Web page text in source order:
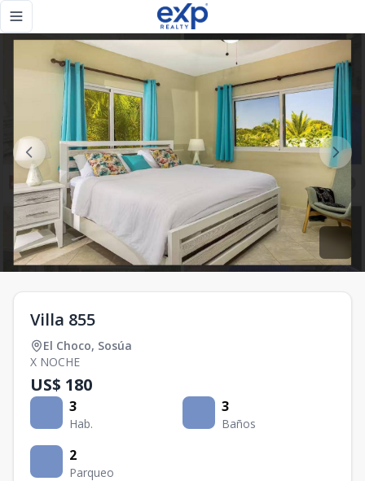
Toggle navigation menu
Villa 855
El Choco, Sosúa
X NOCHE
US$ 180
3
Hab.
3
Baños
2
Parqueo
Villa 855 - eXp Realty República Dominicana